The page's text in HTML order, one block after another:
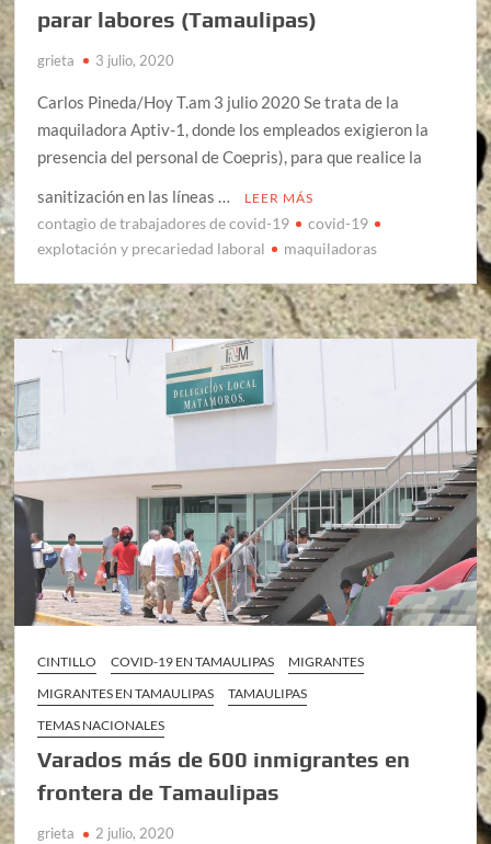
parar labores (Tamaulipas)
grieta 3 julio, 2020
Carlos Pineda/Hoy T.am 3 julio 2020 Se trata de la
maquiladora Aptiv-1, donde los empleados exigieron la
presencia del personal de Coepris), para que realice la
sanitización en las líneas …
LEER MÁS
contagio de trabajadores de covid-19
covid-19
explotación y precariedad laboral
maquiladoras
CINTILLO COVID-19 EN TAMAULIPAS
MIGRANTES
MIGRANTES EN TAMAULIPAS
TAMAULIPAS
TEMAS NACIONALES
Varados más de 600 inmigrantes en
frontera de Tamaulipas
grieta 2 julio, 2020